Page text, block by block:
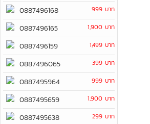
0887496168 999 บาท
0887496165 1,900 บาท
0887496159 1,499 บาท
0887496065 399 บาท
0887495964 999 บาท
0887495659 1,900 บาท
0887495638 299 บาท